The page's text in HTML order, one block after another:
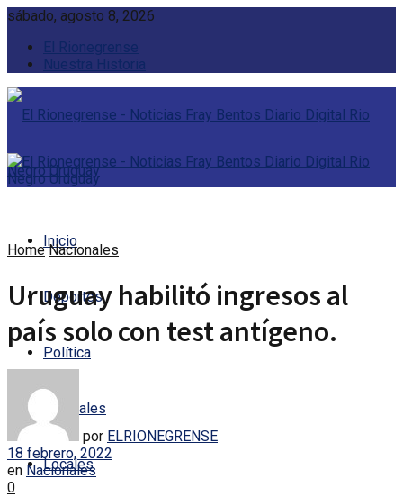
sábado, agosto 8, 2026
El Rionegrense
Nuestra Historia
Inicio
Deportes
Política
Policiales
Locales
Home Nacionales
Uruguay habilitó ingresos al
país solo con test antígeno.
por ELRIONEGRENSE
18 febrero, 2022
en Nacionales
0